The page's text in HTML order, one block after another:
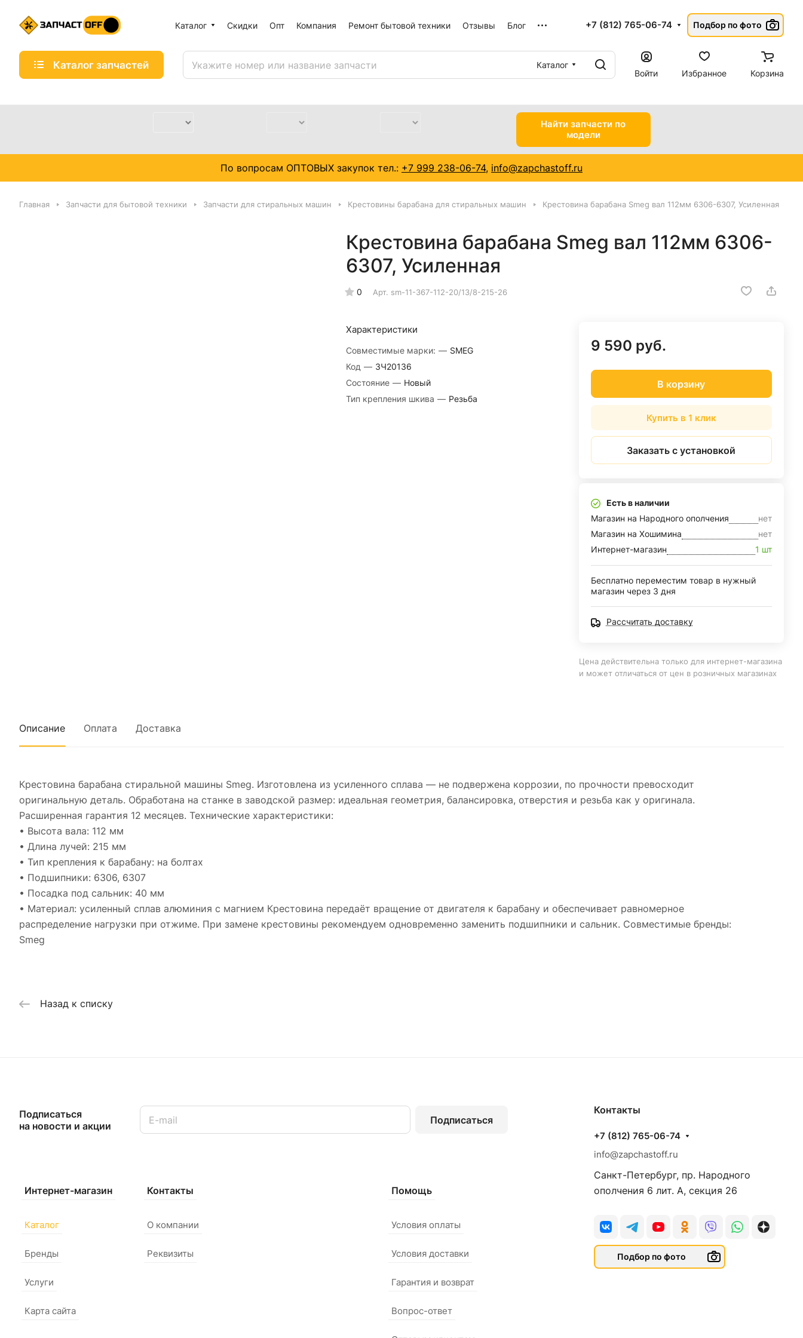
Каталог Скидки Опт Компания Ремонт бытовой техники Отзывы Блог +7 (812) 765-06-74 Подбор по фото
Каталог запчастей
Каталог
Войти
Избранное Корзина
Найти запчасти по
модели
По вопросам ОПТОВЫХ закупок тел.: +7 999 238-06-74, info@zapchastoff.ru
Главная Запчасти для бытовой техники Запчасти для стиральных машин Крестовины барабана для стиральных машин Крестовина барабана Smeg вал 112мм 6306-6307, Усиленная
Крестовина барабана Smeg вал 112мм 6306-
6307, Усиленная
0 Арт. sm-11-367-112-20/13/8-215-26
Характеристики
Совместимые марки: — SMEG
Код — ЗЧ20136
Состояние — Новый
Тип крепления шкива — Резьба
9 590 руб.
В корзину
Купить в 1 клик
Заказать с установкой
Есть в наличии
Магазин на Народного ополчения
нет
Магазин на Хошимина
нет
Интернет-магазин
1 шт
Бесплатно переместим товар в нужный
магазин через 3 дня
Рассчитать доставку
Цена действительна только для интернет-магазина
и может отличаться от цен в розничных магазинах
Описание Оплата Доставка
Крестовина барабана стиральной машины Smeg. Изготовлена из усиленного сплава — не подвержена коррозии, по прочности превосходит
оригинальную деталь. Обработана на станке в заводской размер: идеальная геометрия, балансировка, отверстия и резьба как у оригинала.
Расширенная гарантия 12 месяцев. Технические характеристики:
• Высота вала: 112 мм
• Длина лучей: 215 мм
• Тип крепления к барабану: на болтах
• Подшипники: 6306, 6307
• Посадка под сальник: 40 мм
• Материал: усиленный сплав алюминия с магнием Крестовина передаёт вращение от двигателя к барабану и обеспечивает равномерное
распределение нагрузки при отжиме. При замене крестовины рекомендуем одновременно заменить подшипники и сальник. Совместимые бренды:
Smeg
Назад к списку
Подписаться
на новости и акции
Подписаться
Интернет-магазин
Каталог
Бренды
Услуги
Карта сайта
Контакты
О компании
Реквизиты
Помощь
Условия оплаты
Условия доставки
Гарантия и возврат
Вопрос-ответ
Контакты
+7 (812) 765-06-74
info@zapchastoff.ru
Санкт-Петербург, пр. Народного
ополчения 6 лит. А, секция 26
Подбор по фото